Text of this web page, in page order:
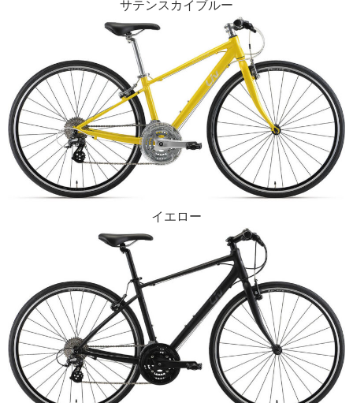
サテンスカイブルー
イエロー